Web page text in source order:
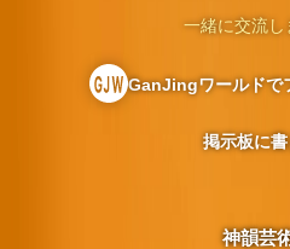
神韻芸
一緒に交流し
GanJingワールドで
掲示板に